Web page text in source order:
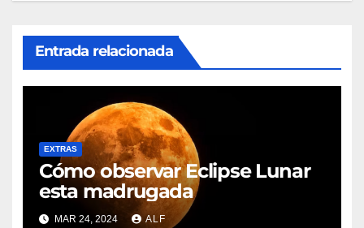
Entrada relacionada
EXTRAS
Cómo observar Eclipse Lunar
esta madrugada
MAR 24, 2024 ALF